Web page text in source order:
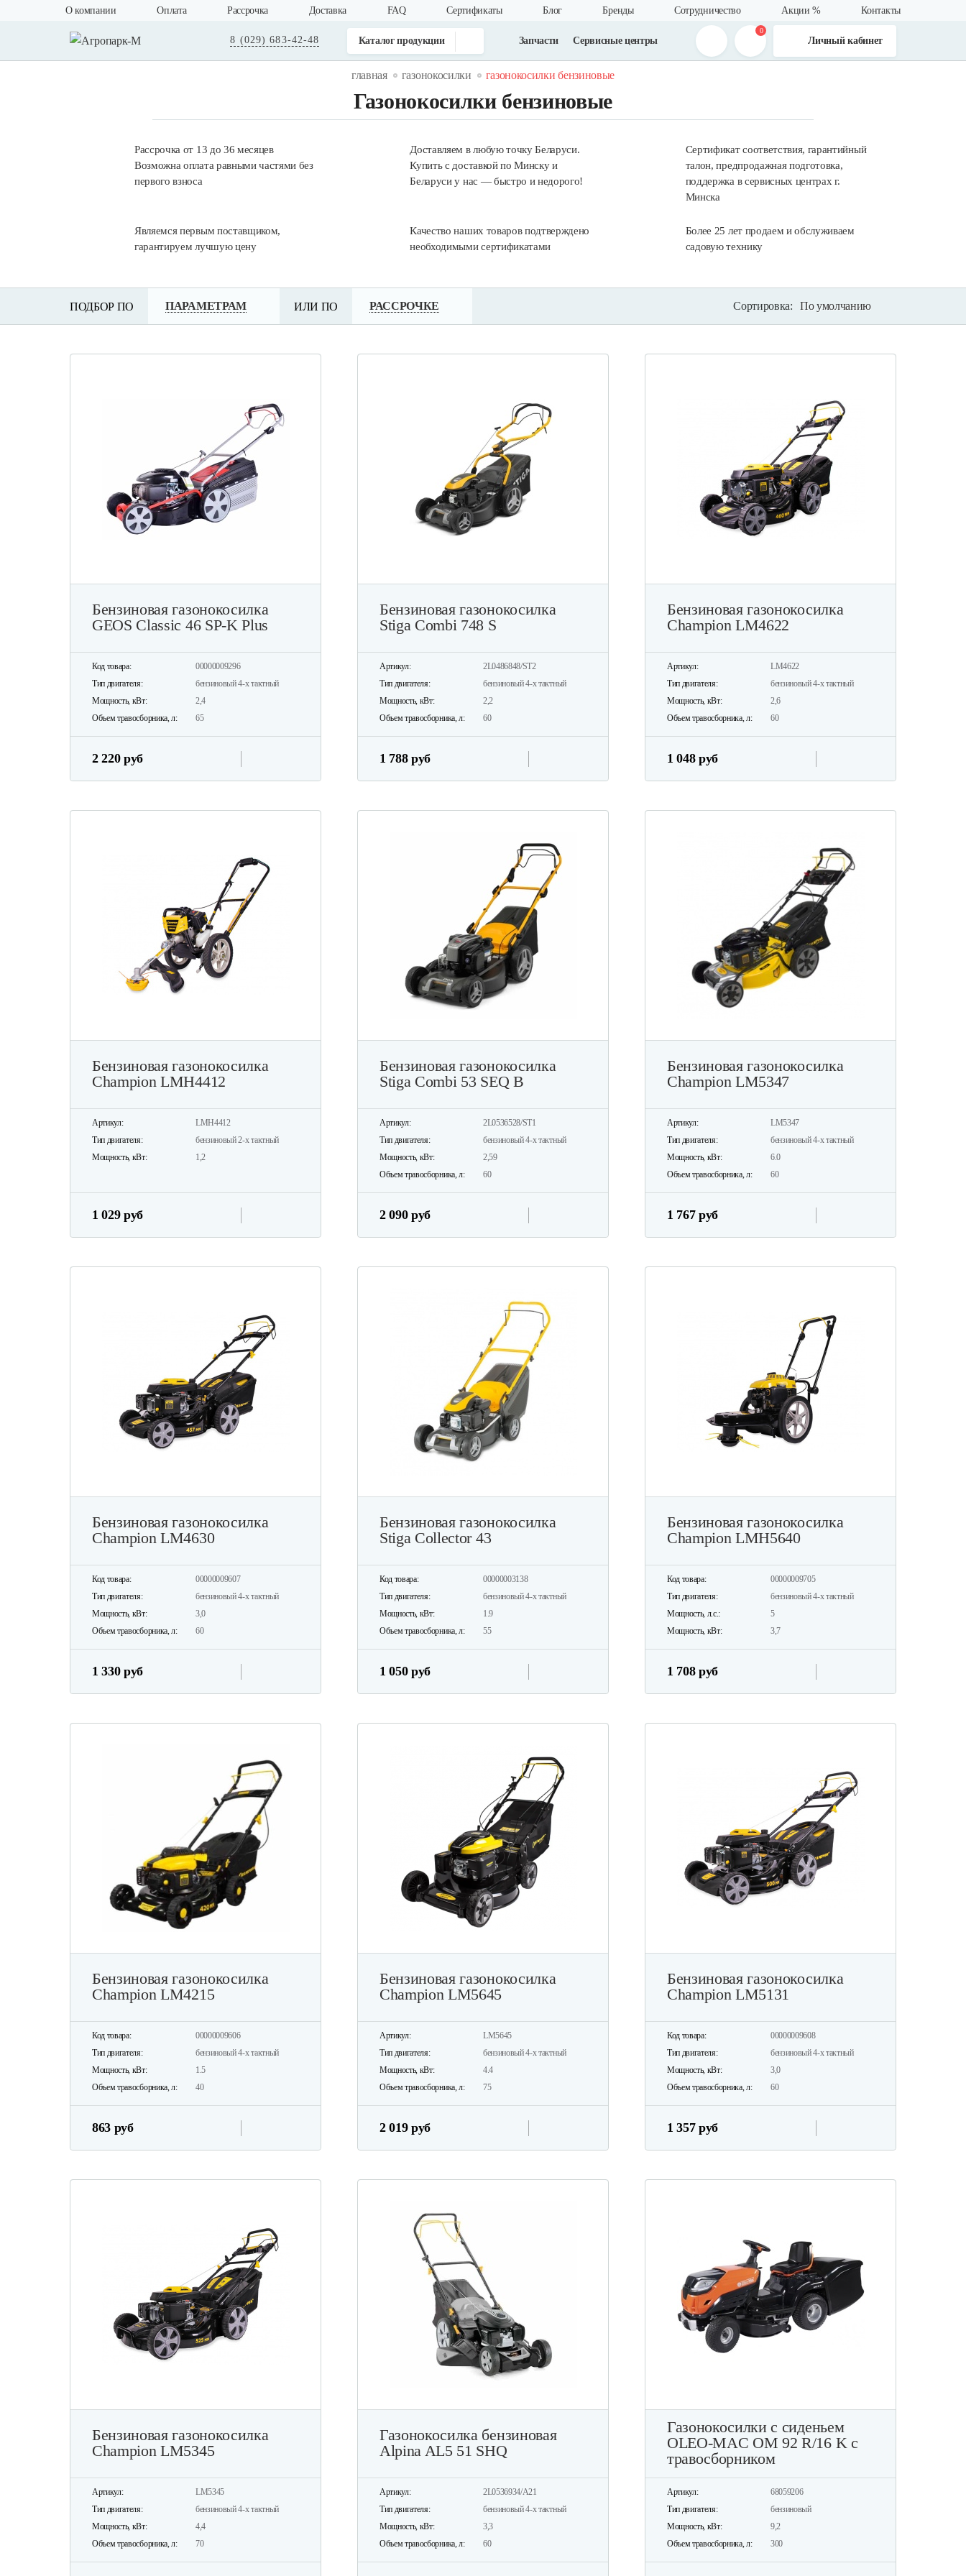
О компании Оплата Рассрочка Доставка FAQ Cертификаты Блог Бренды Сотрудничество Акции % Контакты
8 (029) 683-42-48 Каталог продукции Запчасти Сервисные центры
0
Личный кабинет
главная газонокосилки газонокосилки бензиновые
Газонокосилки бензиновые
Рассрочка от 13 до 36 месяцев
Возможна оплата равными частями без
первого взноса
Доставляем в любую точку Беларуси.
Купить с доставкой по Минску и
Беларуси у нас — быстро и недорого!
Сертификат соответствия, гарантийный
талон, предпродажная подготовка,
поддержка в сервисных центрах г.
Минска
Являемся первым поставщиком,
гарантируем лучшую цену
Качество наших товаров подтверждено
необходимыми сертификатами
Более 25 лет продаем и обслуживаем
садовую технику
ПОДБОР ПО ПАРАМЕТРАМ ИЛИ ПО РАССРОЧКЕ Сортировка: По умолчанию
Бензиновая газонокосилка
GEOS Classic 46 SP-K Plus
Код товара:
00000009296
Тип двигателя:
бензиновый 4-х тактный
Мощность, кВт:
2,4
Объем травосборника, л:
65
2 220 руб
Бензиновая газонокосилка
Stiga Combi 748 S
Артикул:
2L0486848/ST2
Тип двигателя:
бензиновый 4-х тактный
Мощность, кВт:
2,2
Объем травосборника, л:
60
1 788 руб
Бензиновая газонокосилка
Champion LM4622
Артикул:
LM4622
Тип двигателя:
бензиновый 4-х тактный
Мощность, кВт:
2,6
Объем травосборника, л:
60
1 048 руб
Бензиновая газонокосилка
Champion LMH4412
Артикул:
LMH4412
Тип двигателя:
бензиновый 2-х тактный
Мощность, кВт:
1,2
1 029 руб
Бензиновая газонокосилка
Stiga Combi 53 SEQ B
Артикул:
2L0536528/ST1
Тип двигателя:
бензиновый 4-х тактный
Мощность, кВт:
2,59
Объем травосборника, л:
60
2 090 руб
Бензиновая газонокосилка
Champion LM5347
Артикул:
LM5347
Тип двигателя:
бензиновый 4-х тактный
Мощность, кВт:
6.0
Объем травосборника, л:
60
1 767 руб
Бензиновая газонокосилка
Champion LM4630
Код товара:
00000009607
Тип двигателя:
бензиновый 4-х тактный
Мощность, кВт:
3,0
Объем травосборника, л:
60
1 330 руб
Бензиновая газонокосилка
Stiga Collector 43
Код товара:
00000003138
Тип двигателя:
бензиновый 4-х тактный
Мощность, кВт:
1.9
Объем травосборника, л:
55
1 050 руб
Бензиновая газонокосилка
Champion LMH5640
Код товара:
00000009705
Тип двигателя:
бензиновый 4-х тактный
Мощность, л.с.:
5
Мощность, кВт:
3,7
1 708 руб
Бензиновая газонокосилка
Champion LM4215
Код товара:
00000009606
Тип двигателя:
бензиновый 4-х тактный
Мощность, кВт:
1.5
Объем травосборника, л:
40
863 руб
Бензиновая газонокосилка
Champion LM5645
Артикул:
LM5645
Тип двигателя:
бензиновый 4-х тактный
Мощность, кВт:
4.4
Объем травосборника, л:
75
2 019 руб
Бензиновая газонокосилка
Champion LM5131
Код товара:
00000009608
Тип двигателя:
бензиновый 4-х тактный
Мощность, кВт:
3,0
Объем травосборника, л:
60
1 357 руб
Бензиновая газонокосилка
Champion LM5345
Артикул:
LM5345
Тип двигателя:
бензиновый 4-х тактный
Мощность, кВт:
4,4
Объем травосборника, л:
70
Газонокосилка бензиновая
Alpina AL5 51 SHQ
Артикул:
2L0536934/A21
Тип двигателя:
бензиновый 4-х тактный
Мощность, кВт:
3,3
Объем травосборника, л:
60
Газонокосилки с сиденьем
OLEO-MAC OM 92 R/16 K с
травосборником
Артикул:
68059206
Тип двигателя:
бензиновый
Мощность, кВт:
9,2
Объем травосборника, л:
300